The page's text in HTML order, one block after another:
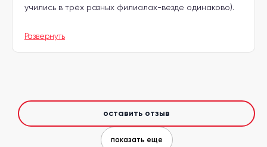
учились в трёх разных филиалах-везде одинаково).
Развернуть
показать еще
оставить отзыв